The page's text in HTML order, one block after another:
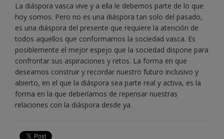
La diáspora vasca vive y a ella le debemos parte de lo que
hoy somos. Pero no es una diáspora tan solo del pasado,
es una diáspora del presente que requiere la atención de
todos aquellos que conformamos la sociedad vasca. Es
posiblemente el mejor espejo que la sociedad dispone para
confrontar sus aspiraciones y retos. La forma en que
deseamos construir y recordar nuestro futuro inclusivo y
abierto, en el que la diáspora sea parte real y activa, es la
forma en la que deberíamos de repensar nuestras
relaciones con la diáspora desde ya.